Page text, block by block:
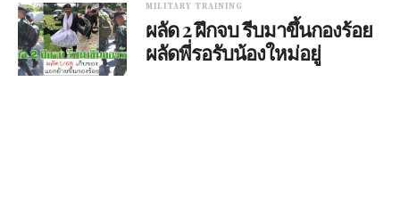
MILITARY TRAINING
ผลัด 2 ฝึกจบ รีบมาขึ้นกองร้อย
ผลัดพี่รอรับน้องใหม่อยู่